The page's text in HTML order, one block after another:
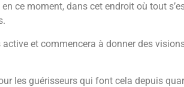
ce moment, dans cet endroit où tout
et commencera à donner des
les guérisseurs qui font cela depuis